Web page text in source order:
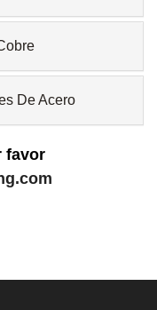
De Acero
favor